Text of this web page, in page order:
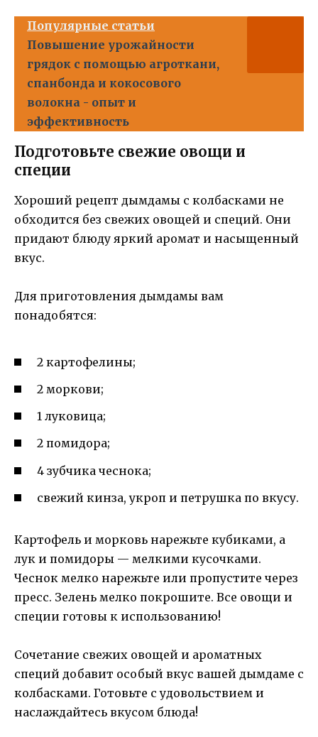
Популярные статьи
Повышение урожайности
грядок с помощью агроткани,
спанбонда и кокосового
волокна - опыт и
эффективность
Подготовьте свежие овощи и
специи
Хороший рецепт дымдамы с колбасками не
обходится без свежих овощей и специй. Они
придают блюду яркий аромат и насыщенный
вкус.
Для приготовления дымдамы вам
понадобятся:
2 картофелины;
2 моркови;
1 луковица;
2 помидора;
4 зубчика чеснока;
свежий кинза, укроп и петрушка по вкусу.
Картофель и морковь нарежьте кубиками, а
лук и помидоры — мелкими кусочками.
Чеснок мелко нарежьте или пропустите через
пресс. Зелень мелко покрошите. Все овощи и
специи готовы к использованию!
Сочетание свежих овощей и ароматных
специй добавит особый вкус вашей дымдаме с
колбасками. Готовьте с удовольствием и
наслаждайтесь вкусом блюда!